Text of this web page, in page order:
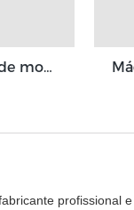
Máquina de classificação de moeda fitness GBS3500
profissional